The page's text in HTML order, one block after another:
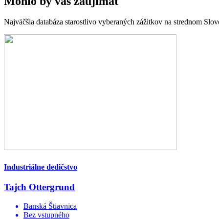
Najväčšia databáza starostlivo vyberaných zážitkov na strednom
Industriálne dedičstvo
Tajch Ottergrund
Banská Štiavnica
Bez vstupného